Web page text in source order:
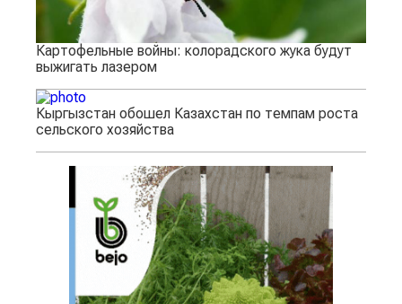
Картофельные войны: колорадского жука будут
выжигать лазером
Кыргызстан обошел Казахстан по темпам роста
сельского хозяйства